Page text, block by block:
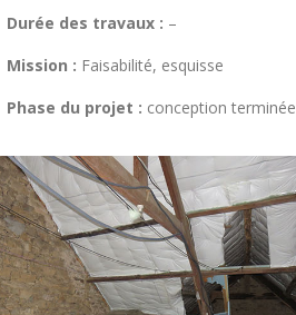
Durée des travaux : –
Mission : Faisabilité, esquisse
Phase du projet : conception terminée